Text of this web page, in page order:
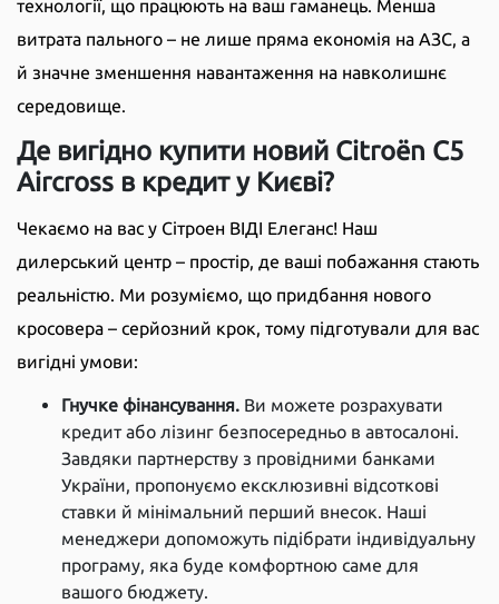
технології, що працюють на ваш гаманець. Менша
витрата пального – не лише пряма економія на АЗС, а
й значне зменшення навантаження на навколишнє
середовище.
Де вигідно купити новий Citroën C5
Aircross в кредит у Києві?
Чекаємо на вас у Сітроен ВІДІ Елеганс! Наш
дилерський центр – простір, де ваші побажання стають
реальністю. Ми розуміємо, що придбання нового
кросовера – серйозний крок, тому підготували для вас
вигідні умови:
Гнучке фінансування. Ви можете розрахувати
кредит або лізинг безпосередньо в автосалоні.
Завдяки партнерству з провідними банками
України, пропонуємо ексклюзивні відсоткові
ставки й мінімальний перший внесок. Наші
менеджери допоможуть підібрати індивідуальну
програму, яка буде комфортною саме для
вашого бюджету.